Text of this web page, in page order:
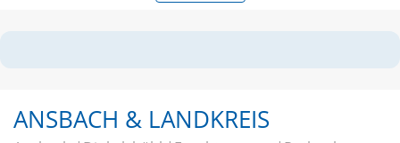
ANSBACH & LANDKREIS